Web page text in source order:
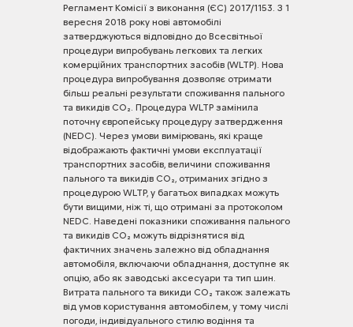
Регламент Комісії з виконання (ЄС) 2017/1153. З 1
вересня 2018 року нові автомобілі
затверджуються відповідно до Всесвітньої
процедури випробувань легкових та легких
комерційних транспортних засобів (WLTP). Нова
процедура випробування дозволяє отримати
більш реальні результати споживання пального
та викидів CO₂. Процедура WLTP замінила
поточну європейську процедуру затвердження
(NEDC). Через умови вимірювань, які краще
відображають фактичні умови експлуатації
транспортних засобів, величини споживання
пального та викидів CO₂, отриманих згідно з
процедурою WLTP, у багатьох випадках можуть
бути вищими, ніж ті, що отримані за протоколом
NEDC. Наведені показники споживання пального
та викидів CO₂ можуть відрізнятися від
фактичних значень залежно від обладнання
автомобіля, включаючи обладнання, доступне як
опцію, або як заводські аксесуари та тип шин.
Витрата пального та викиди CO₂ також залежать
від умов користування автомобілем, у тому числі
погоди, індивідуального стилю водіння та